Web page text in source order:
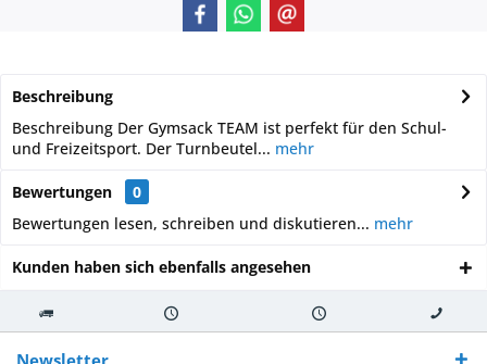
Beschreibung
Beschreibung Der Gymsack TEAM ist perfekt für den Schul-
und Freizeitsport. Der Turnbeutel... mehr
Bewertungen
0
Bewertungen lesen, schreiben und diskutieren... mehr
Kunden haben sich ebenfalls angesehen
Kostenloser
Versand ab €
Versand innerhalb von Versand von So erreichen
Sie uns 0160
Newsletter